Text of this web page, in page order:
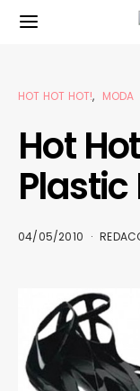
HOT HOT HOT! MODA
Hot
04/05/2010